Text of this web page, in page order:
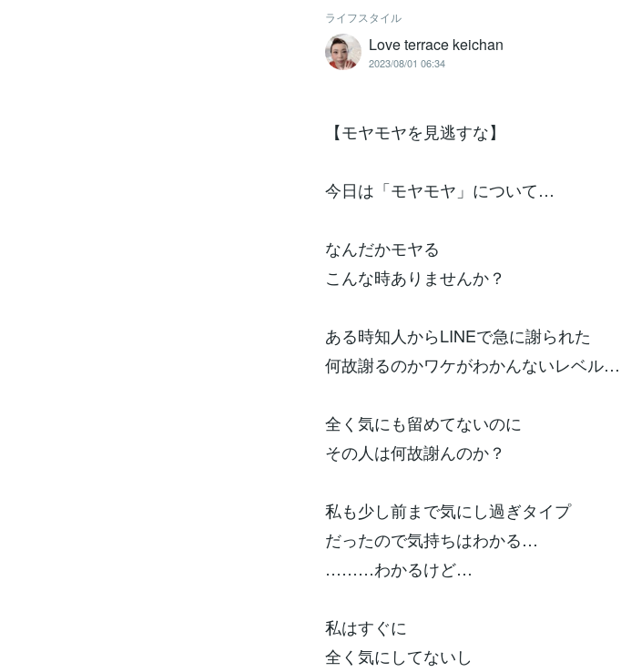
ライフスタイル
Love terrace keichan
2023/08/01 06:34
【モヤモヤを見逃すな】
今日は「モヤモヤ」について…
なんだかモヤる
こんな時ありませんか？
ある時知人からLINEで急に謝られた
何故謝るのかワケがわかんないレベル…
全く気にも留めてないのに
その人は何故謝んのか？
私も少し前まで気にし過ぎタイプ
だったので気持ちはわかる…
………わかるけど…
私はすぐに
全く気にしてないし